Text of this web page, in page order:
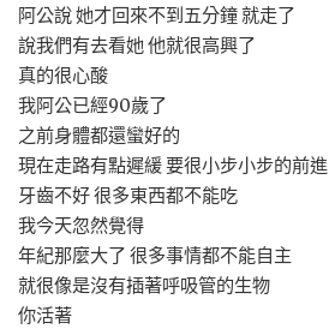
阿公說 她才回來不到五分鐘 就走了
說我們有去看她 他就很高興了
真的很心酸
我阿公已經90歲了
之前身體都還蠻好的
現在走路有點遲緩 要很小步小步的前進
牙齒不好 很多東西都不能吃
我今天忽然覺得
年紀那麼大了 很多事情都不能自主
就很像是沒有插著呼吸管的生物
你活著